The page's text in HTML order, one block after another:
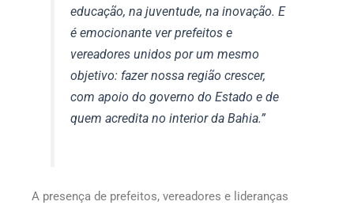
educação, na juventude, na inovação. E
é emocionante ver prefeitos e
vereadores unidos por um mesmo
objetivo: fazer nossa região crescer,
com apoio do governo do Estado e de
quem acredita no interior da Bahia.”
A presença de prefeitos, vereadores e lideranças